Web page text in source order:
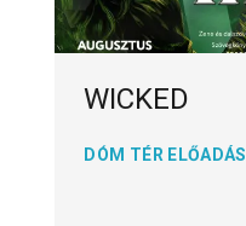
WICKED
DÓM TÉR ELŐADÁS